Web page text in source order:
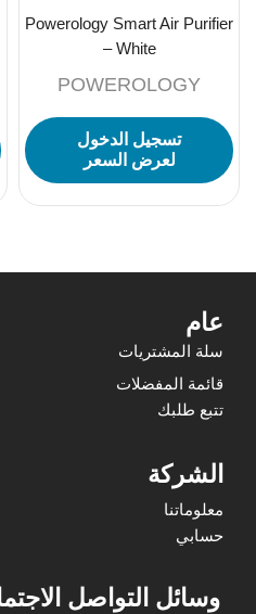
Powerology Smart Air Purifier
– White
POWEROLOGY
تسجيل الدخول
لعرض السعر
عام
سلة المشتريات
قائمة المفضلات
تتبع طلبك
الشركة
معلوماتنا
حسابي
وسائل التواصل